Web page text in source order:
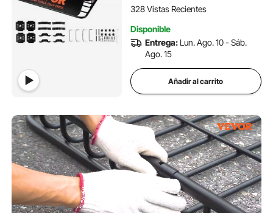
328 Vistas Recientes
Disponible
Entrega: Lun. Ago. 10 - Sáb.
Ago. 15
Añadir al carrito